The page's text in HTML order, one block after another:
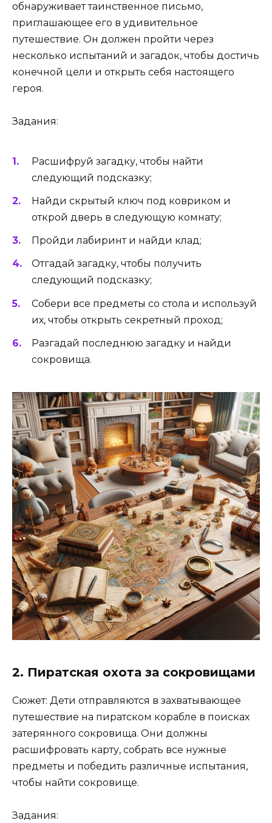
обнаруживает таинственное письмо,
приглашающее его в удивительное
путешествие. Он должен пройти через
несколько испытаний и загадок, чтобы достичь
конечной цели и открыть себя настоящего
героя.
Задания:
Расшифруй загадку, чтобы найти
следующий подсказку;
Найди скрытый ключ под ковриком и
открой дверь в следующую комнату;
Пройди лабиринт и найди клад;
Отгадай загадку, чтобы получить
следующий подсказку;
Собери все предметы со стола и используй
их, чтобы открыть секретный проход;
Разгадай последнюю загадку и найди
сокровища.
2. Пиратская охота за сокровищами
Сюжет: Дети отправляются в захватывающее
путешествие на пиратском корабле в поисках
затерянного сокровища. Они должны
расшифровать карту, собрать все нужные
предметы и победить различные испытания,
чтобы найти сокровище.
Задания: